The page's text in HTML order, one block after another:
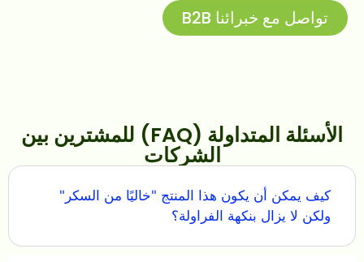
تواصل مع خبرائنا B2B
الأسئلة المتداولة (FAQ) للمشترين بين
الشركات
كيف يمكن أن يكون هذا المنتج "خاليًا من السكر"
ولكن لا يزال بنكهة الفراولة؟